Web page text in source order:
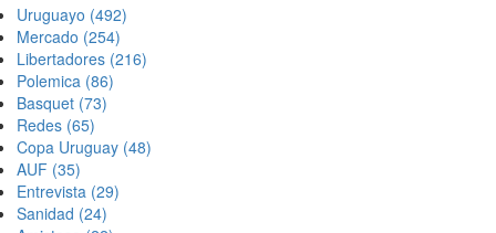
Uruguayo (492)
Mercado (254)
Libertadores (216)
Polemica (86)
Basquet (73)
Redes (65)
Copa Uruguay (48)
AUF (35)
Entrevista (29)
Sanidad (24)